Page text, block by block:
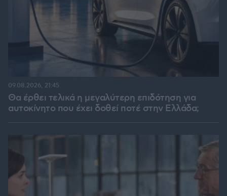
Θα έρθει τελικά η μεγαλύτερη επιδότηση για
αυτοκίνητο που έχει δοθεί ποτέ στην Ελλάδα;
09.08.2026, 21:45